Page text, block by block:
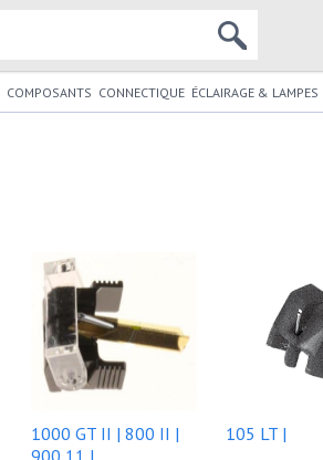
COMPOSANTS CONNECTIQUE ÉCLAIRAGE & LAMPES
1000 GT II | 800 II |
900 11 |
105 LT |